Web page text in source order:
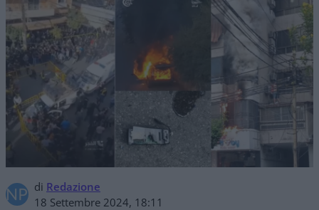
di Redazione
18 Settembre 2024, 18:11